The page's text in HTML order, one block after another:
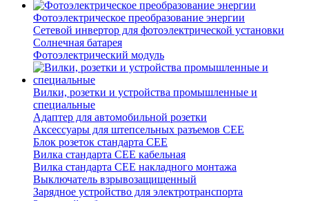
Фотоэлектрическое преобразование энергии
Сетевой инвертор для фотоэлектрической установки
Солнечная батарея
Фотоэлектрический модуль
Вилки, розетки и устройства промышленные и
специальные
Адаптер для автомобильной розетки
Аксессуары для штепсельных разъемов CEE
Блок розеток стандарта CEE
Вилка стандарта CEE кабельная
Вилка стандарта CEE накладного монтажа
Выключатель взрывозащищенный
Зарядное устройство для электротранспорта